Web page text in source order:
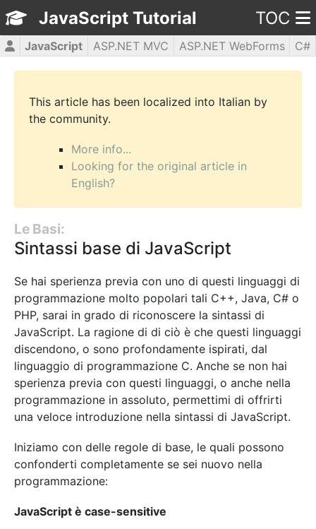
JavaScript Tutorial TOC
JavaScript ASP.NET MVC ASP.NET WebForms
C#
CSS3
HTML5 jQuery PHP5 WPF
This article has been localized into Italian by
the community.
More info...
Looking for the original article in
English?
Le Basi:
Sintassi base di JavaScript
Se hai sperienza previa con uno di questi linguaggi di
programmazione molto popolari tali C++, Java, C# o
PHP, sarai in grado di riconoscere la sintassi di
JavaScript. La ragione di di ciò è che questi linguaggi
discendono, o sono profondamente ispirati, dal
linguaggio di programmazione C. Anche se non hai
sperienza previa con questi linguaggi, o anche nella
programmazione in assoluto, permettimi di offrirti
una veloce introduzione nella sintassi di JavaScript.
Iniziamo con delle regole di base, le quali possono
confonderti completamente se sei nuovo nella
programmazione:
JavaScript è case-sensitive